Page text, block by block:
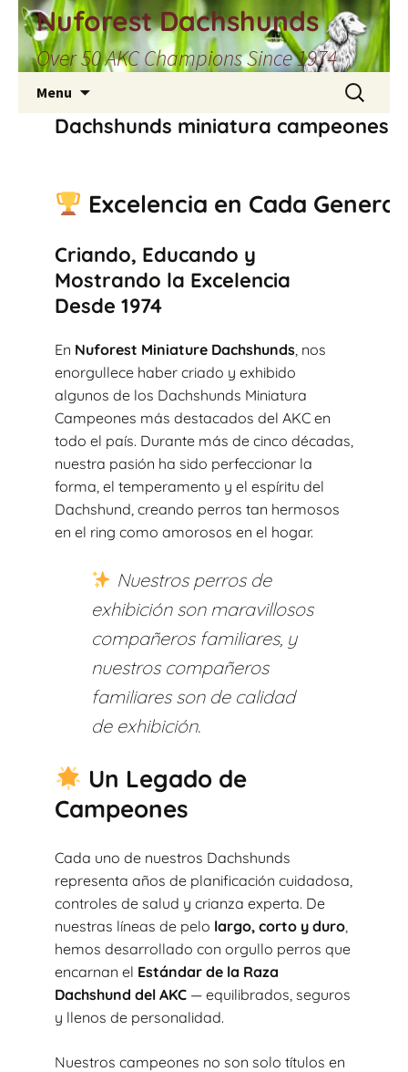
Skip
to
content
Nuforest Dachshunds
Over 50 AKC Champions Since 1974
Menu
Search
for:
Dachshunds miniatura campeones
Excelencia en Cada
Criando, Educando y
Mostrando la Excelencia
Desde 1974
En Nuforest Miniature Dachshunds, nos
enorgullece haber criado y exhibido
algunos de los Dachshunds Miniatura
Campeones más destacados del AKC en
todo el país. Durante más de cinco décadas,
nuestra pasión ha sido perfeccionar la
forma, el temperamento y el espíritu del
Dachshund, creando perros tan hermosos
en el ring como amorosos en el hogar.
Nuestros perros de
exhibición son maravillosos
compañeros familiares, y
nuestros compañeros
familiares son de calidad
de exhibición.
Un Legado de
Campeones
Cada uno de nuestros Dachshunds
representa años de planificación cuidadosa,
controles de salud y crianza experta. De
nuestras líneas de pelo largo, corto y duro,
hemos desarrollado con orgullo perros que
encarnan el Estándar de la Raza
Dachshund del AKC — equilibrados, seguros
y llenos de personalidad.
Nuestros campeones no son solo títulos en